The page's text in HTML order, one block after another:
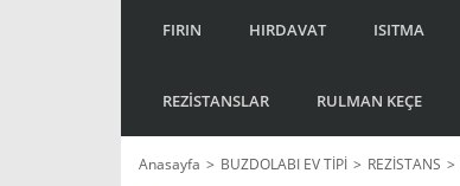
FIRIN HIRDAVAT ISITMA
REZİSTANSLAR RULMAN KEÇE
Anasayfa BUZDOLABI EV TİPİ REZİSTANS